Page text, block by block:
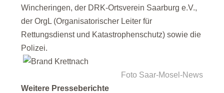
Wincheringen, der DRK-Ortsverein Saarburg e.V.,
der OrgL (Organisatorischer Leiter für
Rettungsdienst und Katastrophenschutz) sowie die
Polizei.
Foto Saar-Mosel-News
Weitere Presseberichte